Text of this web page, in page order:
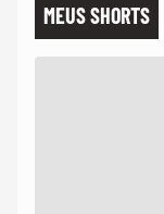
MEUS SHORTS